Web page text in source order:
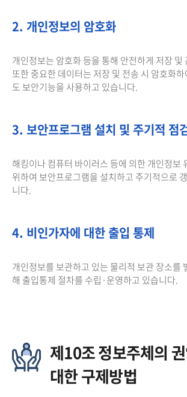
2. 개인정보의 암호화
개인정보는 암호화 등을 통해 안전하게 저장 및
또한 중요한 데이터는 저장 및 전송 시 암호화
도 보안기능을 사용하고 있습니다.
3. 보안프로그램 설치 및 주기적 점
해킹이나 컴퓨터 바이러스 등에 의한 개인정보
위하여 보안프로그램을 설치하고 주기적으로
니다.
4. 비인가자에 대한 출입 통제
개인정보를 보관하고 있는 물리적 보관 장소를
해 출입통제 절차를 수립·운영하고 있습니다.
제10조 정보주체의
대한 구제방법